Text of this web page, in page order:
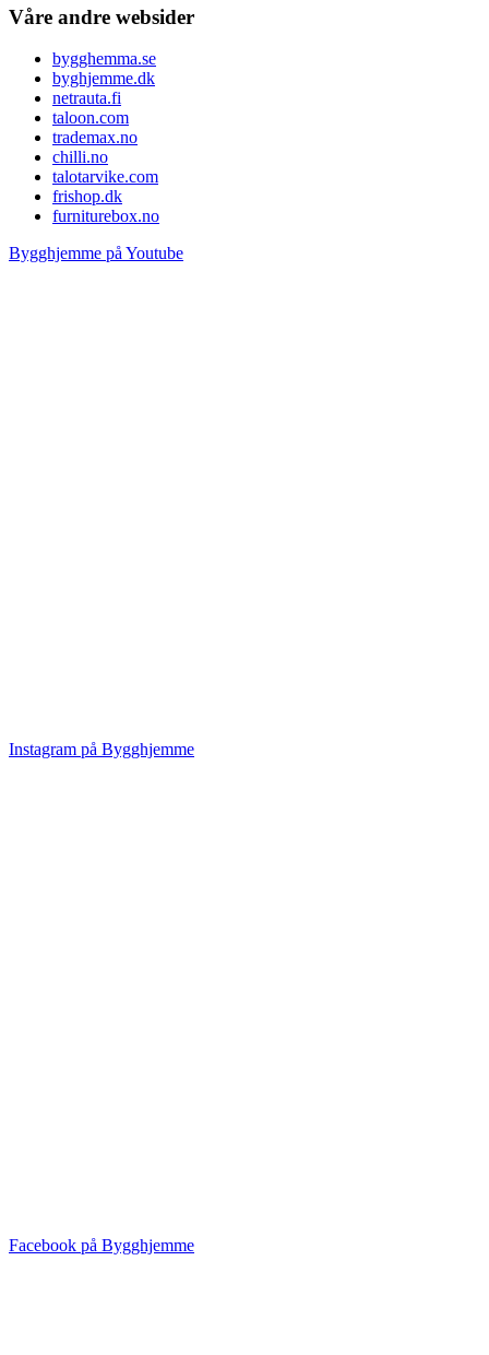
Våre andre websider
bygghemma.se
byghjemme.dk
netrauta.fi
taloon.com
trademax.no
chilli.no
talotarvike.com
frishop.dk
furniturebox.no
Bygghjemme på Youtube
Instagram på Bygghjemme
Facebook på Bygghjemme